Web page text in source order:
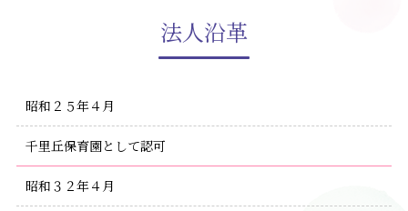
法人沿革
昭和２５年４月
千里丘保育園として認可
昭和３２年４月